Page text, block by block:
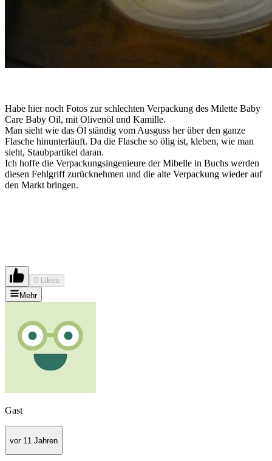
Habe hier noch Fotos zur schlechten Verpackung des Milette Baby
Care Baby Oil, mit Olivenöl und Kamille.
Man sieht wie das Öl ständig vom Ausguss her über den ganze
Flasche hinunterläuft. Da die Flasche so ölig ist, kleben, wie man
sieht, Staubpartikel daran.
Ich hoffe die Verpackungsingenieure der Mibelle in Buchs werden
diesen Fehlgriff zurücknehmen und die alte Verpackung wieder auf
den Markt bringen.
0 Likes
Mehr
Gast
vor 11 Jahren